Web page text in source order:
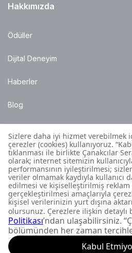
Hakkımızda
Ödüller
Dijital Deneyim
Haberler
Blog
Satış Noktaları
Montaj Bilgileri
Müşteri İletişim Merkezi